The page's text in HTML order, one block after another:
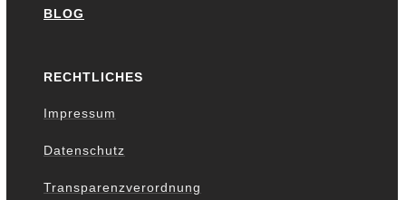
BLOG
RECHTLICHES
Impressum
Datenschutz
Transparenzverordnung